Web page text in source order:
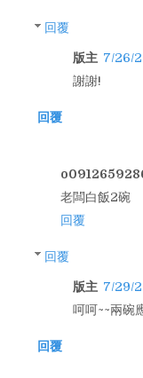
回覆
版主 7/26/
謝謝!
回覆
老闆白飯2碗
回覆
回覆
版主 7/29/
呵呵~~兩碗
回覆